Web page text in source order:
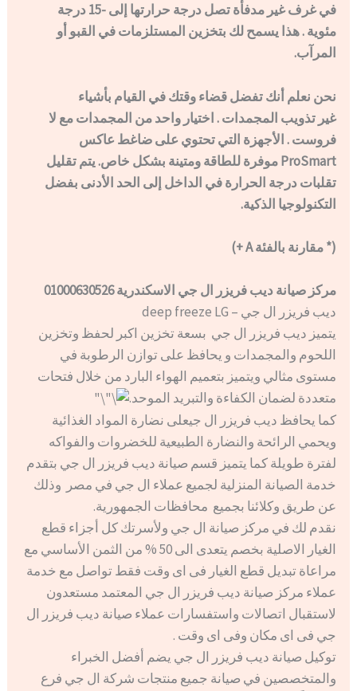
في غرف غير مدفأة تصل درجة حرارتها إلى -15 درجة
مئوية . هذا يسمح لك بتخزين المستلزمات في القبو أو
المرآب.
نحن نعلم أنك تفضل قضاء وقتك في القيام بأشياء
غير تذويب المجمدات . اختيار واحد من المجمدات مع لا
فروست . الأجهزة التي تحتوي على ضاغط عاكس
ProSmart موفرة للطاقة ومتينة بشكل خاص. يتم تقليل
تقلبات درجة الحرارة في الداخل إلى الحد الأدنى بفضل
التكنولوجيا الذكية.
(* مقارنة بالفئة A +)
مركز صيانة ديب فريزر ال جي الاسكندرية 01000630526
ديب فريزر ال جي – deep freeze LG
يتميز ديب فريزر ال جي بسعة تخزين اكبر لحفظ وتخزين
اللحوم والمجمدات و يحافظ على توازن الرطوبة في
مستوى مثالي ويتميز بتعميم الهواء البارد من خلال فتحات
متعددة لضمان الكفاءة والتبريد الموحد.
كما يحافظ ديب فريزر ال جيعلى نضارة المواد الغذائية
ويحمي الرائحة والنضارة الطبيعية للخضروات والفواكه
لفترة طويلة كما يتميز قسم صيانة ديب فريزر ال جي بتقدم
خدمة الصيانة المنزلية لجميع عملاء ال جي في مصر وذلك
عن طريق وكلائنا بجميع محافظات الجمهورية.
نقدم لك في مركز صيانة ال جي ولأسرتك كل أجزاء قطع
الغيار الاصلية بخصم يتعدى الى 50 % من الثمن الأساسي مع
مراعاة تبديل قطع الغيار فى اى وقت فقط تواصل مع خدمة
عملاء مركز صيانة ديب فريزر ال جي المعتمد مستعدون
لاستقبال اتصالات واستفسارات عملاء صيانة ديب فريزر ال
جي فى اى مكان وفى اى وقت .
توكيل صيانة ديب فريزر ال جي يضم أفضل الخبراء
والمتخصصين في صيانة جميع منتجات شركة ال جي فرع